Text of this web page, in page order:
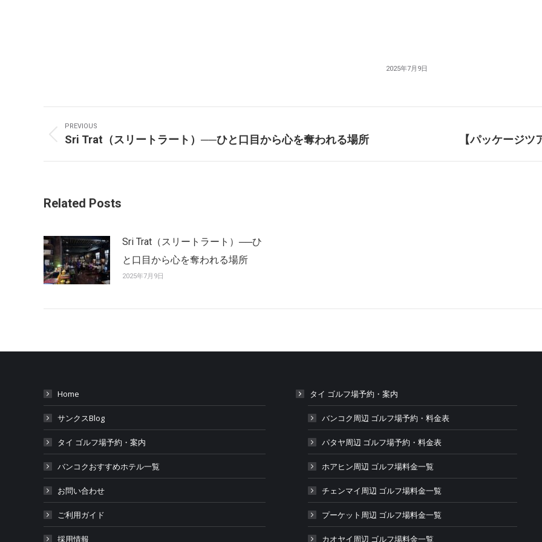
2025年7月9日
Navigation
PREVIOUS
Previous
post:
Sri Trat（スリートラート）──ひと口目から心を奪われる場所
post:
【パッケージ
Related Posts
Sri Trat（スリートラート）──ひ
と口目から心を奪われる場所
2025年7月9日
Home
サンクスBlog
タイ ゴルフ場予約・案内
バンコクおすすめホテル一覧
お問い合わせ
ご利用ガイド
採用情報
タイ ゴルフ場予約・案内
バンコク周辺 ゴルフ場予約・料金表
パタヤ周辺 ゴルフ場予約・料金表
ホアヒン周辺 ゴルフ場料金一覧
チェンマイ周辺 ゴルフ場料金一覧
プーケット周辺 ゴルフ場料金一覧
カオヤイ周辺 ゴルフ場料金一覧